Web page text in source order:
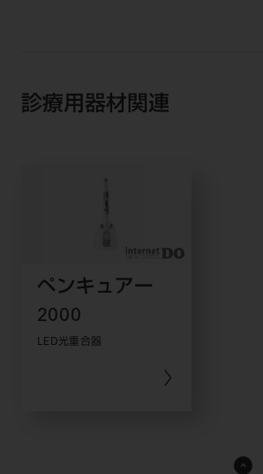
診療用器材関連
ペンキュアー
2000
LED光重合器